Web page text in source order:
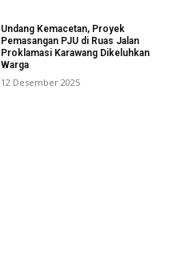
Undang Kemacetan, Proyek
Pemasangan PJU di Ruas Jalan
Proklamasi Karawang Dikeluhkan
Warga
12 Desember 2025